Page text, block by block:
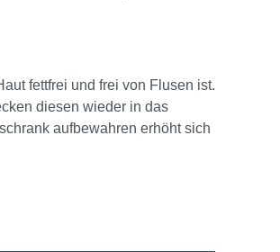
fettfrei und frei von Flusen ist.
diesen wieder in das
aufbewahren erhöht sich